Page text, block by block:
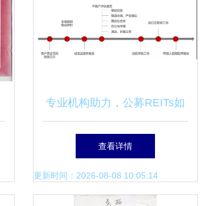
专业机构助力，公募REITs如
何酝酿万亿市场——物业服务
评估的赋能之道
查看详情
更新时间：2026-08-08 10:05:14